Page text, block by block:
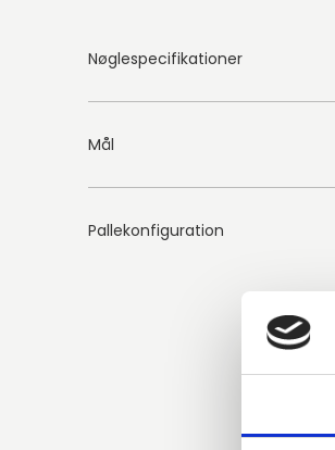
Nøglespecifikationer
Mål
Pallekonfiguration